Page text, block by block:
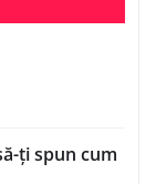
ți spun cum